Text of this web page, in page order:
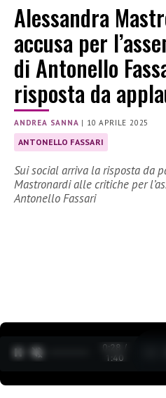
Alessandra
accusa per
di Antonello
risposta da
ANDREA SANNA | 10 APRILE 2025
ANTONELLO FASSARI
Sui social arriva la risposta da
Mastronardi alle critiche per
Antonello Fassari
0:30 /
1:40